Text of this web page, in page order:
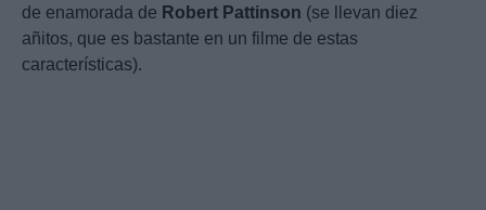
de enamorada de Robert Pattinson (se llevan diez
añitos, que es bastante en un filme de estas
características).